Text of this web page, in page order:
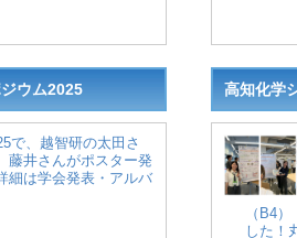
ウム2025
で、越智研の太田さ
藤井さんがポスター発
細は学会発表・アルバ
高知化学
（B4
した！